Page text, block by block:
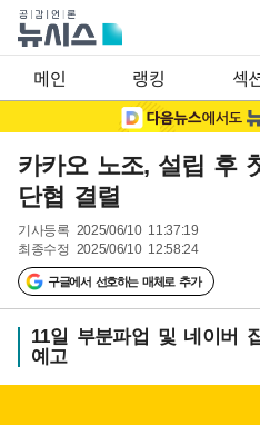
메인 랭킹 섹
카카오 노조, 설립 후
단협 결렬
기사등록 2025/06/10 11:37:19
최종수정 2025/06/10 12:58:24
구글에서 선호하는 매체로 추가
11일 부분파업 및 네이버
예고